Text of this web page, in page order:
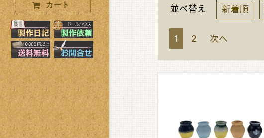
カート
製作日記はこちら製作オーダーはこちら
10000円以上で送料無料+小物プレゼント
お問い合わせはこちら
並べ替え 新着順
1 2 次へ